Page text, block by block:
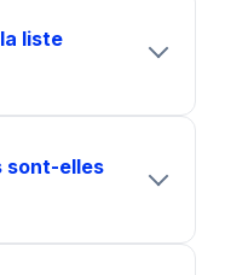
liste
sont-elles